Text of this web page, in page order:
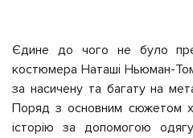
Єдине до чого не було
костюмера Наташі Ньюман-
за насичену та багату на
Поряд з основним сюжетом
історію за допомогою